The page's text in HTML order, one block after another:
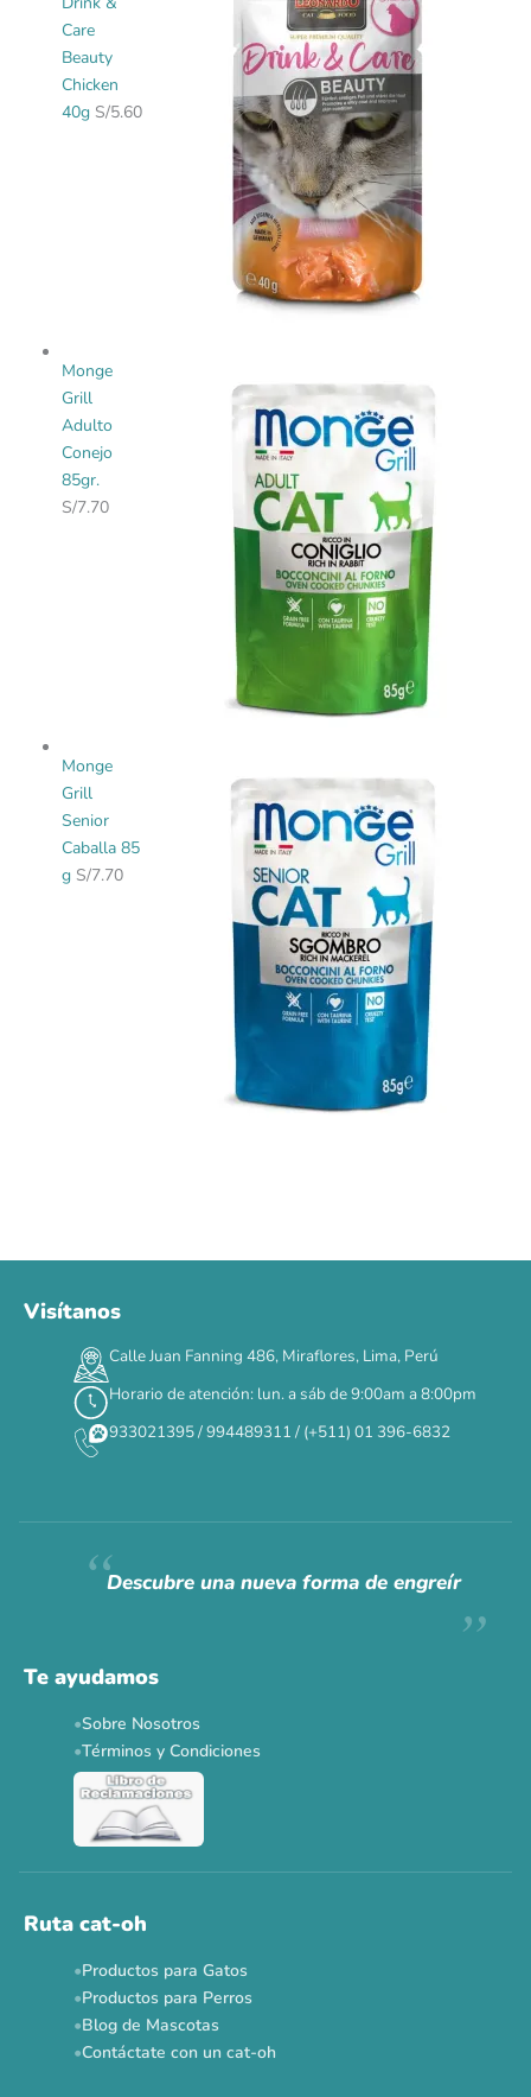
Care
Beauty
Chicken
40g S/5.60
Monge
Grill
Adulto
Conejo
85gr.
S/7.70
Monge
Grill
Senior
Caballa 85
g S/7.70
DÍAS HORAS MIN SEG
✕
Siempre fuimosraros.
Ver todas las promos 🐾
Visítanos
Calle Juan Fanning 486, Miraflores, Lima, Perú
Horario de atención: lun. a sáb de 9:00am a 8:00pm
933021395 / 994489311 / (+511) 01 396-6832
Descubre una nueva forma de engreír
Te ayudamos
Sobre Nosotros
Términos y Condiciones
Ruta cat-oh
Productos para Gatos
Productos para Perros
Blog de Mascotas
Contáctate con un cat-oh